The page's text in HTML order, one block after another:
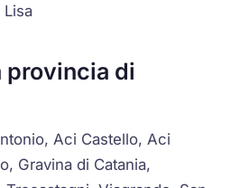
Lisa
provincia di
Aci Castello, Aci
Gravina di Catania,